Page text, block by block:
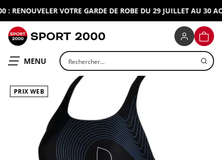
RENOUVELER VOTRE GARDE DE ROBE DU 29 JUILLET AU 30
OUVRIR LE
MENU Rechercher un produit
PRIX WEB